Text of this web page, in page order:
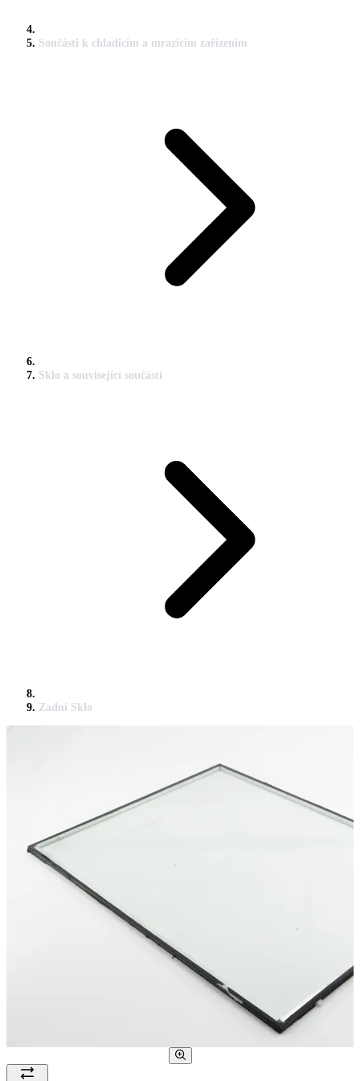
Součásti k chladicím a mrazicím zařízením
Sklo a související součásti
Zadní Sklo